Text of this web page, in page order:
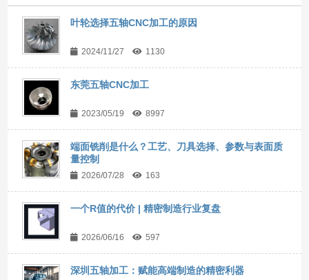
叶轮选择五轴CNC加工的原因
2024/11/27 1130
东莞五轴CNC加工
2023/05/19 8997
端面铣削是什么？工艺、刀具选择、参数与表面质
量控制
2026/07/28 163
一个R值的代价 | 精密制造行业复盘
2026/06/16 597
深圳五轴加工：赋能高端制造的精密利器